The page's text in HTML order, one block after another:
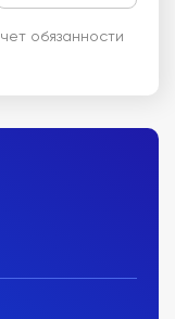
обязанности